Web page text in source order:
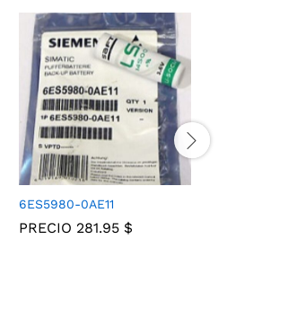
6ES5980-0AE11
PRECIO 281.95 $